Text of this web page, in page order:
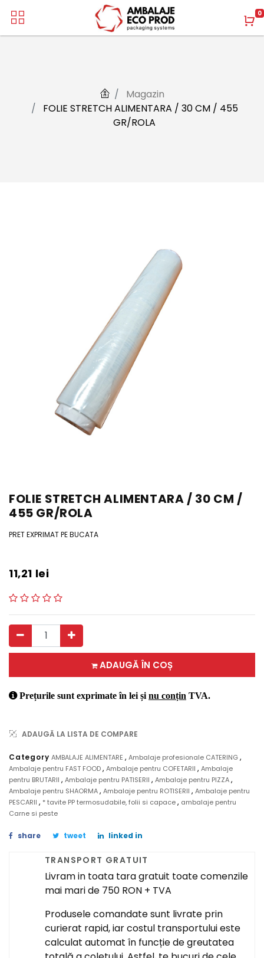
0
Magazin
FOLIE STRETCH ALIMENTARA / 30 CM / 455
GR/ROLA
FOLIE STRETCH ALIMENTARA / 30 CM /
455 GR/ROLA
PRET EXPRIMAT PE BUCATA
11,21 lei
ADAUGĂ ÎN COȘ
Prețurile sunt exprimate în lei și nu conțin TVA.
ADAUGĂ LA LISTA DE COMPARE
CategoryAMBALAJE ALIMENTARE,Ambalaje profesionale CATERING,
Ambalaje pentru FAST FOOD, Ambalaje pentru COFETARII , Ambalaje
pentru BRUTARII , Ambalaje pentru PATISERII , Ambalaje pentru PIZZA,
Ambalaje pentru SHAORMA, Ambalaje pentru ROTISERII , Ambalaje pentru
PESCARII , * tavite PP termosudabile, folii si capace, ambalaje pentru
Carne si peste
share tweet linked in
TRANSPORT GRATUIT
Livram in toata tara gratuit toate comenzile
mai mari de 750 RON + TVA
Produsele comandate sunt livrate prin
curierat rapid, iar costul transportului este
calculat automat în funcție de greutatea